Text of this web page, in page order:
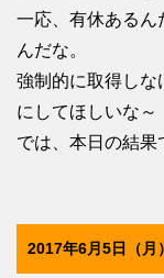
一応、有休あるん
んだな。
強制的に取得しな
にしてほしいな～
では、本日の結果
2017年6月5日（月